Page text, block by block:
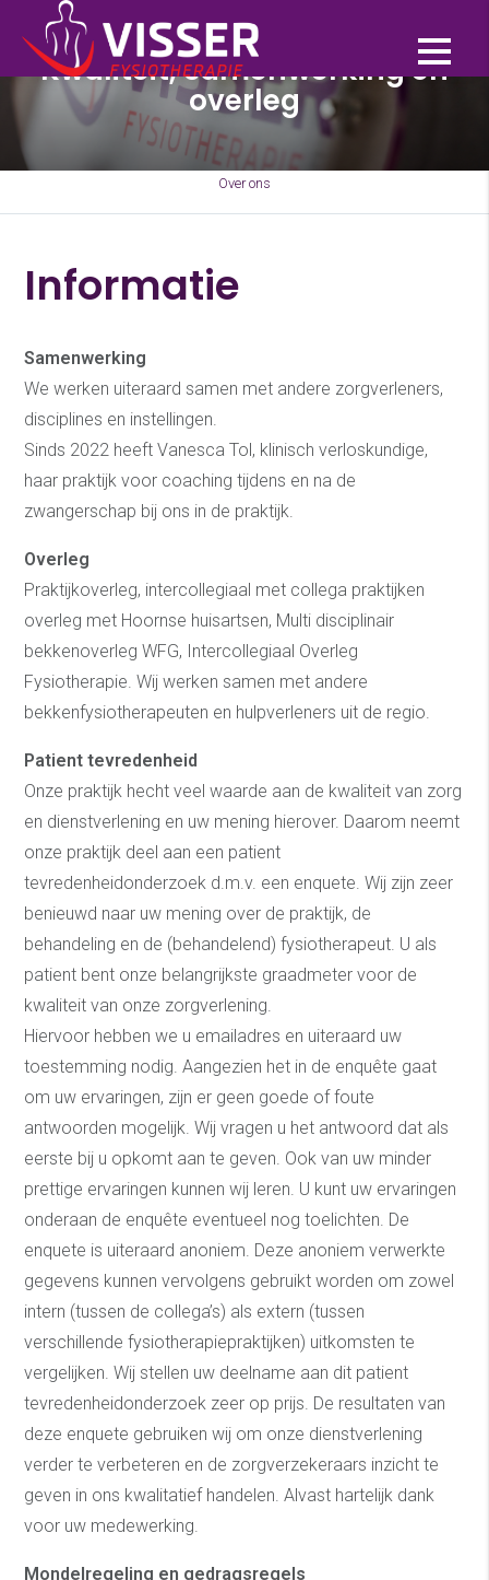
Kwaliteit, samenwerking en
overleg
Over ons
Informatie
Samenwerking
We werken uiteraard samen met andere zorgverleners,
disciplines en instellingen.
Sinds 2022 heeft Vanesca Tol, klinisch verloskundige,
haar praktijk voor coaching tijdens en na de
zwangerschap bij ons in de praktijk.
Overleg
Praktijkoverleg, intercollegiaal met collega praktijken
overleg met Hoornse huisartsen, Multi disciplinair
bekkenoverleg WFG, Intercollegiaal Overleg
Fysiotherapie. Wij werken samen met andere
bekkenfysiotherapeuten en hulpverleners uit de regio.
Patient tevredenheid
Onze praktijk hecht veel waarde aan de kwaliteit van zorg
en dienstverlening en uw mening hierover. Daarom neemt
onze praktijk deel aan een patient
tevredenheidonderzoek d.m.v. een enquete. Wij zijn zeer
benieuwd naar uw mening over de praktijk, de
behandeling en de (behandelend) fysiotherapeut. U als
patient bent onze belangrijkste graadmeter voor de
kwaliteit van onze zorgverlening.
Hiervoor hebben we u emailadres en uiteraard uw
toestemming nodig. Aangezien het in de enquête gaat
om uw ervaringen, zijn er geen goede of foute
antwoorden mogelijk. Wij vragen u het antwoord dat als
eerste bij u opkomt aan te geven. Ook van uw minder
prettige ervaringen kunnen wij leren. U kunt uw ervaringen
onderaan de enquête eventueel nog toelichten. De
enquete is uiteraard anoniem. Deze anoniem verwerkte
gegevens kunnen vervolgens gebruikt worden om zowel
intern (tussen de collega’s) als extern (tussen
verschillende fysiotherapiepraktijken) uitkomsten te
vergelijken. Wij stellen uw deelname aan dit patient
tevredenheidonderzoek zeer op prijs. De resultaten van
deze enquete gebruiken wij om onze dienstverlening
verder te verbeteren en de zorgverzekeraars inzicht te
geven in ons kwalitatief handelen. Alvast hartelijk dank
voor uw medewerking.
Mondelregeling en gedragsregels